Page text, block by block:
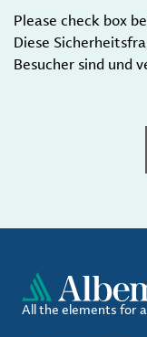
Please check box
Diese
Besucher sind und
All the elements for